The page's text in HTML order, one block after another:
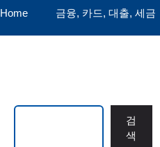
Home 금융, 카드, 대출, 세금
검
색